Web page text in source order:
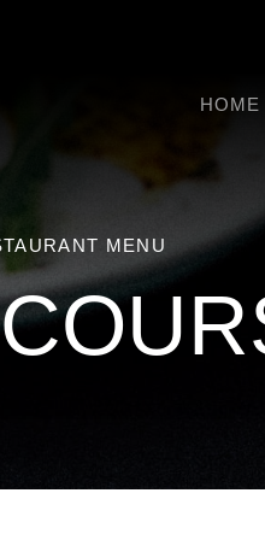
HOME
MENU